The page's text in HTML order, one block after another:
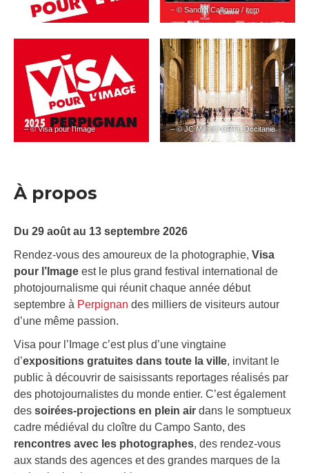
– © Sandra Calligaro / item
– © Visa pour l’Image – © JC Milhet / CRTL Occitanie
À propos
Du 29 août au 13 septembre 2026
Rendez-vous des amoureux de la photographie, Visa
pour l’Image est le plus grand festival international de
photojournalisme qui réunit chaque année début
septembre à Perpignan des milliers de visiteurs autour
d’une même passion.
Visa pour l’Image c’est plus d’une vingtaine
d’expositions gratuites dans toute la ville, invitant le
public à découvrir de saisissants reportages réalisés par
des photojournalistes du monde entier. C’est également
des soirées-projections en plein air dans le somptueux
cadre médiéval du cloître du Campo Santo, des
rencontres avec les photographes, des rendez-vous
aux stands des agences et des grandes marques de la